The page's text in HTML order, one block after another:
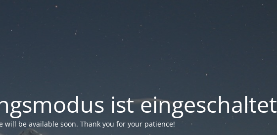
ist eingeschaltet
will be available soon. Thank you for your patience!